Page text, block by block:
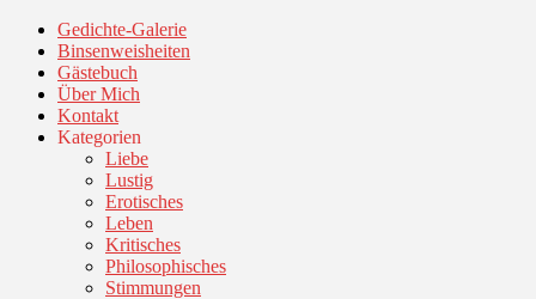
Gedichte-Galerie
Binsenweisheiten
Gästebuch
Über Mich
Kontakt
Kategorien
Liebe
Lustig
Erotisches
Leben
Kritisches
Philosophisches
Stimmungen